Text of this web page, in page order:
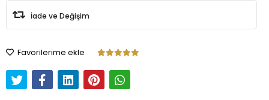
İade ve Değişim
Favorilerime ekle